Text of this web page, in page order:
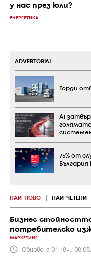
у нас през юли?
ЕНЕРГЕТИКА
НАЙ-НОВО НАЙ-ЧЕТЕНИ
Бизнес
потребителско
МАРКЕТИНГ
Обновена 01:18ч.,
ADVERTORIAL
Горди
А1
75% от